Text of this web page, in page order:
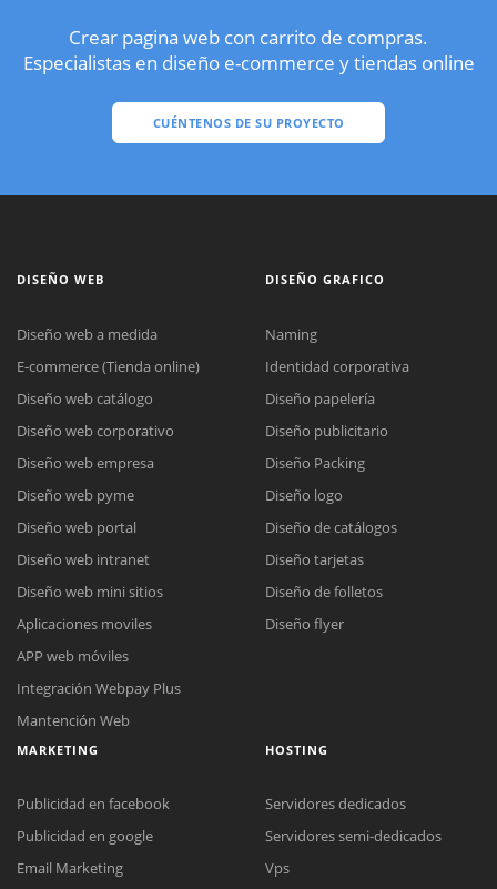
Crear pagina web con carrito de compras.
Especialistas en diseño e-commerce y tiendas online
CUÉNTENOS DE SU PROYECTO
DISEÑO WEB
Diseño web a medida
E-commerce (Tienda online)
Diseño web catálogo
Diseño web corporativo
Diseño web empresa
Diseño web pyme
Diseño web portal
Diseño web intranet
Diseño web mini sitios
Aplicaciones moviles
APP web móviles
Integración Webpay Plus
Mantención Web
DISEÑO GRAFICO
Naming
Identidad corporativa
Diseño papelería
Diseño publicitario
Diseño Packing
Diseño logo
Diseño de catálogos
Diseño tarjetas
Diseño de folletos
Diseño flyer
MARKETING
Publicidad en facebook
Publicidad en google
Email Marketing
HOSTING
Servidores dedicados
Servidores semi-dedicados
Vps